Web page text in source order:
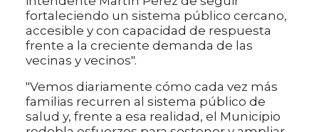
fortaleciendo un sistema público cercano,
accesible y con capacidad de respuesta
frente a la creciente demanda de las
vecinas y vecinos".
"Vemos diariamente cómo cada vez más
familias recurren al sistema público de
salud y, frente a esa realidad, el Municipio